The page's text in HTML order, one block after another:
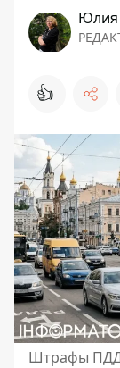
👍
Штрафы ПДД